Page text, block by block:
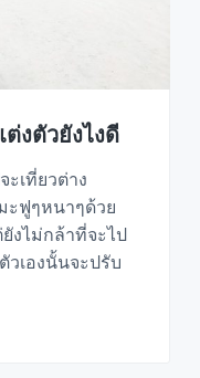
งตัวยังไงดี
เที่ยวต่าง
ะฟูๆหนาๆด้วย
งไม่กล้าที่จะไป
วเองนั้นจะปรับ